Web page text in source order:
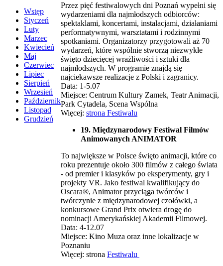
Wstęp
Styczeń
Luty
Marzec
Kwiecień
Maj
Czerwiec
Lipiec
Sierpień
Wrzesień
Październik
Listopad
Grudzień
Przez pięć festiwalowych dni Poznań wypełni się
wydarzeniami dla najmłodszych odbiorców:
spektaklami, koncertami, instalacjami, działaniami
performatywnymi, warsztatami i rodzinnymi
spotkaniami. Organizatorzy przygotowali aż 70
wydarzeń, które wspólnie stworzą niezwykłe
święto dziecięcej wrażliwości i sztuki dla
najmłodszych. W programie znajdą się
najciekawsze realizacje z Polski i zagranicy.
Data: 1-5.07
Miejsce: Centrum Kultury Zamek, Teatr Animacji,
Park Cytadela, Scena Wspólna
Więcej: strona Festiwalu
19. Międzynarodowy Festiwal Filmów
Animowanych ANIMATOR
To największe w Polsce święto animacji, które co
roku prezentuje około 300 filmów z całego świata
- od premier i klasyków po eksperymenty, gry i
projekty VR. Jako festiwal kwalifikujący do
Oscara®, Animator przyciąga twórców i
twórczynie z międzynarodowej czołówki, a
konkursowe Grand Prix otwiera drogę do
nominacji Amerykańskiej Akademii Filmowej.
Data: 4-12.07
Miejsce: Kino Muza oraz inne lokalizacje w
Poznaniu
Więcej: strona Festiwalu